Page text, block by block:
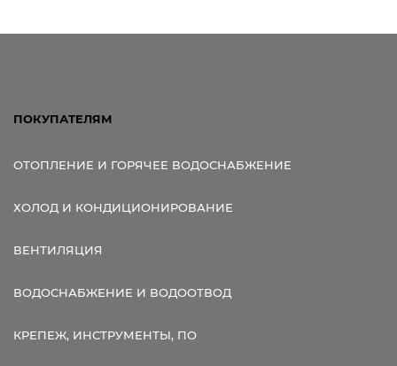
ПОКУПАТЕЛЯМ
ОТОПЛЕНИЕ И ГОРЯЧЕЕ ВОДОСНАБЖЕНИЕ
ХОЛОД И КОНДИЦИОНИРОВАНИЕ
ВЕНТИЛЯЦИЯ
ВОДОСНАБЖЕНИЕ И ВОДООТВОД
КРЕПЕЖ, ИНСТРУМЕНТЫ, ПО